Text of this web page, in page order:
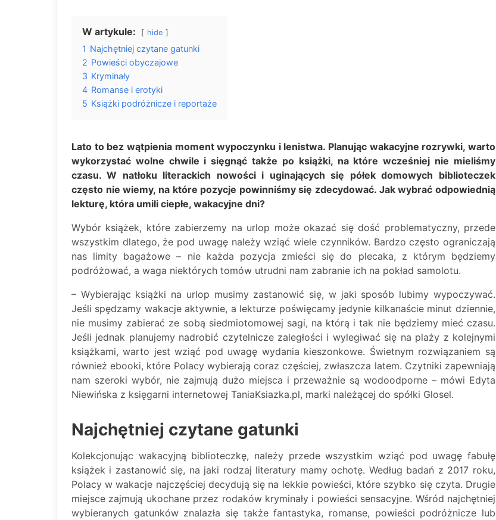
W artykule: hide
1 Najchętniej czytane gatunki
2 Powieści obyczajowe
3 Kryminały
4 Romanse i erotyki
5 Książki podróżnicze i reportaże
Lato to bez wątpienia moment wypoczynku i lenistwa. Planując wakacyjne rozrywki, warto
wykorzystać wolne chwile i sięgnąć także po książki, na które wcześniej nie mieliśmy
czasu. W natłoku literackich nowości i uginających się półek domowych biblioteczek
często nie wiemy, na które pozycje powinniśmy się zdecydować. Jak wybrać odpowiednią
lekturę, która umili ciepłe, wakacyjne dni?
Wybór książek, które zabierzemy na urlop może okazać się dość problematyczny, przede
wszystkim dlatego, że pod uwagę należy wziąć wiele czynników. Bardzo często ograniczają
nas limity bagażowe – nie każda pozycja zmieści się do plecaka, z którym będziemy
podróżować, a waga niektórych tomów utrudni nam zabranie ich na pokład samolotu.
– Wybierając książki na urlop musimy zastanowić się, w jaki sposób lubimy wypoczywać.
Jeśli spędzamy wakacje aktywnie, a lekturze poświęcamy jedynie kilkanaście minut dziennie,
nie musimy zabierać ze sobą siedmiotomowej sagi, na którą i tak nie będziemy mieć czasu.
Jeśli jednak planujemy nadrobić czytelnicze zaległości i wylegiwać się na plaży z kolejnymi
książkami, warto jest wziąć pod uwagę wydania kieszonkowe. Świetnym rozwiązaniem są
również ebooki, które Polacy wybierają coraz częściej, zwłaszcza latem. Czytniki zapewniają
nam szeroki wybór, nie zajmują dużo miejsca i przeważnie są wodoodporne – mówi Edyta
Niewińska z księgarni internetowej TaniaKsiazka.pl, marki należącej do spółki Glosel.
Najchętniej czytane gatunki
Kolekcjonując wakacyjną biblioteczkę, należy przede wszystkim wziąć pod uwagę fabułę
książek i zastanowić się, na jaki rodzaj literatury mamy ochotę. Według badań z 2017 roku,
Polacy w wakacje najczęściej decydują się na lekkie powieści, które szybko się czyta. Drugie
miejsce zajmują ukochane przez rodaków kryminały i powieści sensacyjne. Wśród najchętniej
wybieranych gatunków znalazła się także fantastyka, romanse, powieści podróżnicze lub